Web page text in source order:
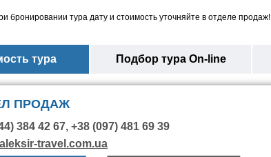
бронировании тура дату и стоимость уточняйте в отделе продаж!
тура Подбор тура On-line
ПРОДАЖ
384 42 67, +38 (097) 481 69 39
travel.com.ua